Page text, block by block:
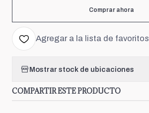
Comprar ahora
Agregar a la lista de favoritos
Mostrar stock de ubicaciones
COMPARTIR ESTE PRODUCTO